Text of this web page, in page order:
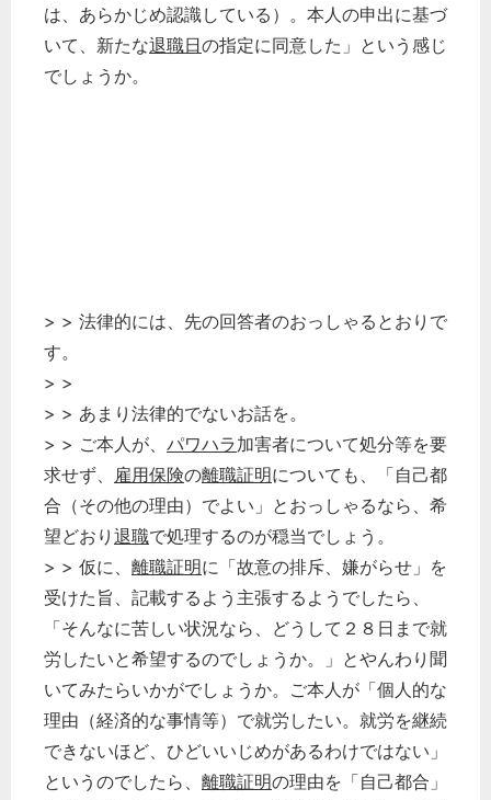
は、あらかじめ認識している）。本人の申出に基づ
いて、新たな退職日の指定に同意した」という感じ
でしょうか。
> > 法律的には、先の回答者のおっしゃるとおりで
す。
> >
> > あまり法律的でないお話を。
> > ご本人が、 パワハラ加害者について処分等を要
求せず、 雇用保険の離職証明についても、「自己都
合（その他の理由）でよい」とおっしゃるなら、希
望どおり 退職で処理するのが穏当でしょう。
> > 仮に、 離職証明に「故意の排斥、嫌がらせ」を
受けた旨、記載するよう主張するようでしたら、
「そんなに苦しい状況なら、どうして２８日まで就
労したいと希望するのでしょうか。」とやんわり聞
いてみたらいかがでしょうか。ご本人が「個人的な
理由（経済的な事情等）で就労したい。就労を継続
できないほど、ひどいいじめがあるわけではない」
というのでしたら、 離職証明の理由を「自己都合」